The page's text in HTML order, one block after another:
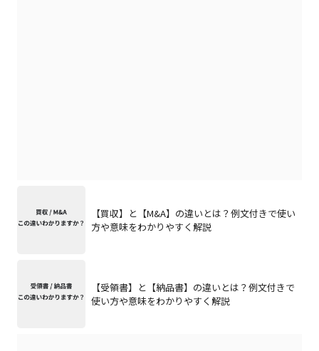
【買収】と【M&A】の違いとは？例文付きで使い
方や意味をわかりやすく解説
【受領書】と【納品書】の違いとは？例文付きで
使い方や意味をわかりやすく解説